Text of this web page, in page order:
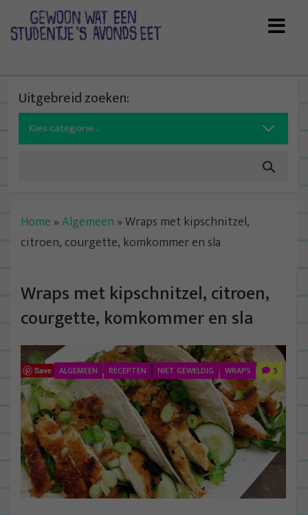
Uitgebreid zoeken:
Search
for:
Home »Algemeen »Wraps met kipschnitzel,
citroen, courgette, komkommer en sla
Wraps met kipschnitzel, citroen,
courgette, komkommer en sla
Save ALGEMEEN RECEPTEN NIET GEWELDIG WRAPS 5